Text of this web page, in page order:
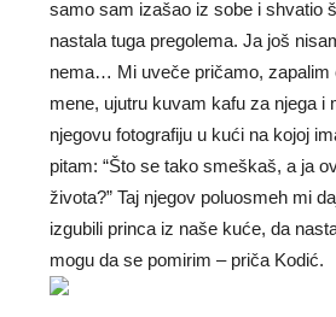
samo sam izašao iz sobe i shvatio
nastala tuga pregolema. Ja još
nema… Mi uveče pričamo, zapalim
mene, ujutru kuvam kafu za njega i
njegovu fotografiju u kući na kojoj
pitam: “Što se tako smeškaš, a ja
života?” Taj njegov poluosmeh mi
izgubili princa iz naše kuće, da
mogu da se pomirim – priča Kodić.